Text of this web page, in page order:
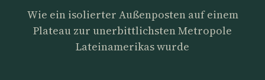
Wie ein isolierter Außenposten auf einem
Plateau zur unerbittlichsten Metropole
Lateinamerikas wurde